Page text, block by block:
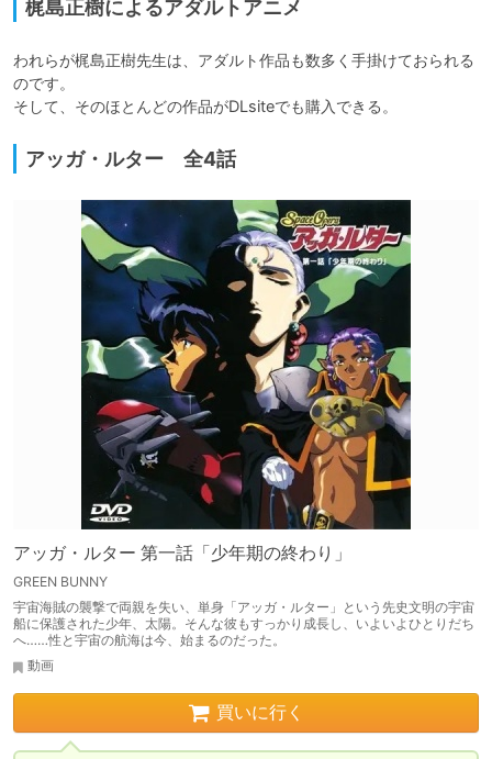
梶島正樹によるアダルトアニメ
われらが梶島正樹先生は、アダルト作品も数多く手掛けておられる
のです。
そして、そのほとんどの作品がDLsiteでも購入できる。
アッガ・ルター 全4話
アッガ・ルター 第一話「少年期の終わり」
GREEN BUNNY
宇宙海賊の襲撃で両親を失い、単身「アッガ・ルター」という先史文明の宇宙
船に保護された少年、太陽。そんな彼もすっかり成長し、いよいよひとりだち
へ……性と宇宙の航海は今、始まるのだった。
動画
買いに行く